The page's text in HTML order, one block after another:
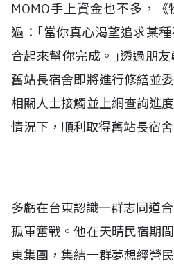
MOMO手上資金也不多，
過：｢當你真心渴望追求某
合起來幫你完成。｣透過朋
舊站長宿舍即將進行修繕並
相關人士接觸並上網查詢進
情況下，順利取得舊站長宿
多虧在台東認識一群志同道
孤軍奮戰。他在天晴民宿期
東集團，集結一群夢想經營